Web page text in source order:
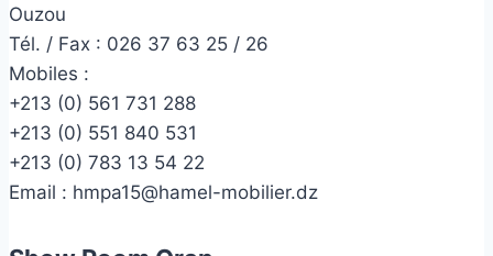
Ouzou
Tél. / Fax : 026 37 63 25 / 26
Mobiles :
+213 (0) 561 731 288
+213 (0) 551 840 531
+213 (0) 783 13 54 22
Email : hmpa15@hamel-mobilier.dz